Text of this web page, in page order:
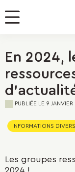
Panneau de
Menu
En 2024,
PUBLIÉE LE 9
INFORMATIONS
Les groupes
2024 !